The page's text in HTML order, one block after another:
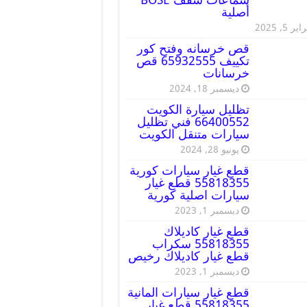
أصلية
5, 2025
قص خرسانه وفتح كور
تكييف 65932555 قص
خرسانات
ديسمبر 18, 2024
تظليل سيارة الكويت
66400552 فني تظليل
سيارات متنقل الكويت
يونيو 28, 2024
قطع غيار سيارات كورية
55818355 قطع غيار
سيارات اصلية كورية
ديسمبر 1, 2023
قطع غيار كاديلاك
55818355 سكراب
قطع غيار كاديلاك رخيص
ديسمبر 1, 2023
قطع غيار سيارات المانية